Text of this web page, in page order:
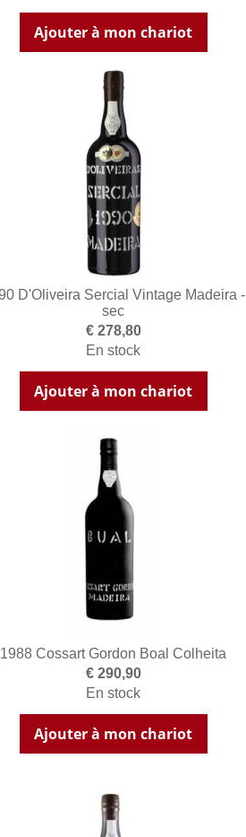
Ajouter à mon chariot
D'Oliveira Sercial Vintage Madeira -
sec
€ 278,80
En stock
Ajouter à mon chariot
1988 Cossart Gordon Boal Colheita
€ 290,90
En stock
Ajouter à mon chariot